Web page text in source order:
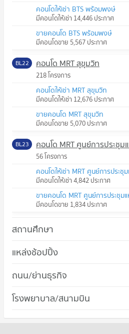
คอนโดให้เช่า BTS พร้อมพงษ์
มีคอนโดให้เช่า 14,446 ประกาศ
ขายคอนโด BTS พร้อมพงษ์
มีคอนโดขาย 5,567 ประกาศ
BL22 คอนโด MRT สุขุมวิท
218 โครงการ
คอนโดให้เช่า MRT สุขุมวิท
มีคอนโดให้เช่า 12,676 ประกาศ
ขายคอนโด MRT สุขุมวิท
มีคอนโดขาย 5,070 ประกาศ
BL23 คอนโด MRT ศูนย์การประชุ
56 โครงการ
คอนโดให้เช่า MRT ศูนย์การประ
มีคอนโดให้เช่า 4,842 ประกาศ
ขายคอนโด MRT ศูนย์การประชุม
มีคอนโดขาย 1,834 ประกาศ
สถานศึกษา
คอนโด ม.ศรีนครินทรวิโรฒ วิทยาเขต
คอนโดให้เช่า ม.ศรีนครินทรวิโรฒ วิทยาเขต
มีคอนโดให้เช่า 56,873 ประกาศ
ขายคอนโด ม.ศรีนครินทรวิโรฒ วิทยาเขตป
แหล่งช้อปปิ้ง
คอนโด โรบินสัน สุขุมวิท
คอนโดให้เช่า โรบินสัน สุขุมวิท
ถนน/ย่านธุรกิจ
คอนโด เขตคลองเตย
คอนโดให้เช่า เขตคลองเตย
โรงพยาบาล/สนามบิน
คอนโด รพ.จักษุรัตนิน